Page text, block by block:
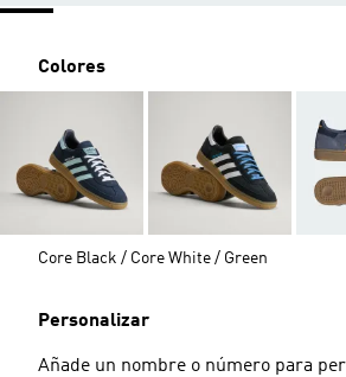
Colores
Core Black / Core White / Green
Personalizar
Añade un nombre o número para